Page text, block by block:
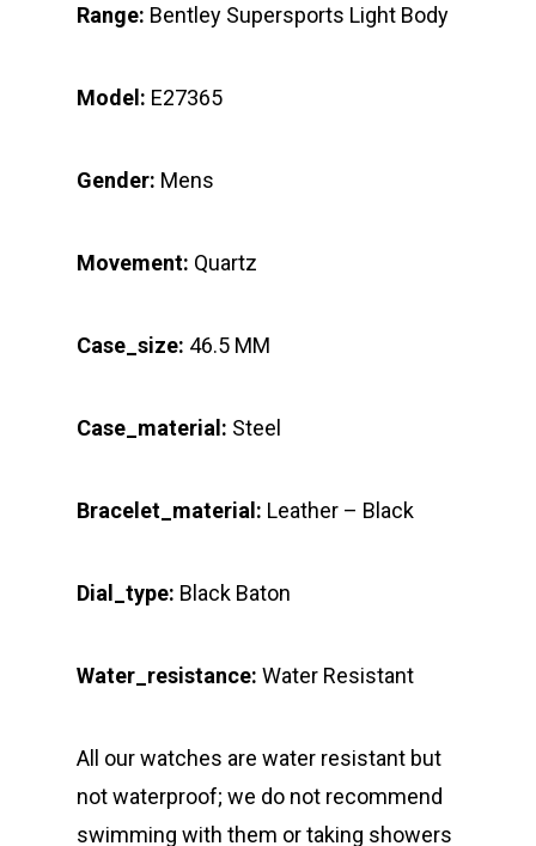
Range: Bentley Supersports Light Body
Model: E27365
Gender: Mens
Movement: Quartz
Case_size: 46.5 MM
Case_material: Steel
Bracelet_material: Leather – Black
Dial_type: Black Baton
Water_resistance: Water Resistant
All our watches are water resistant but
not waterproof; we do not recommend
swimming with them or taking showers